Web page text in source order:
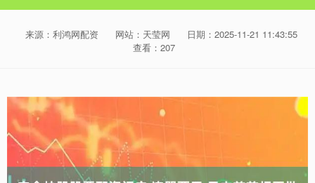
来源：利鸿网配资 网站：天莹网
日期：2025-11-21 11:43:55
查看：207